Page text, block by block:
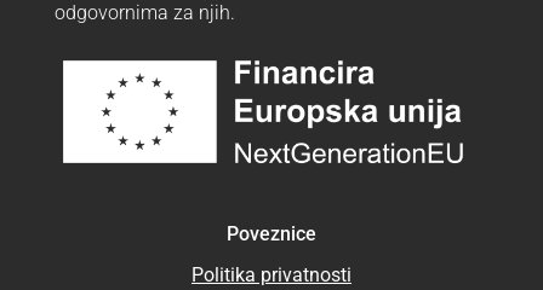
odgovornima za njih.
Poveznice
Politika privatnosti